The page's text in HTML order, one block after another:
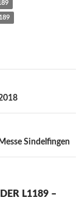
Sindelfingen
L1189 –